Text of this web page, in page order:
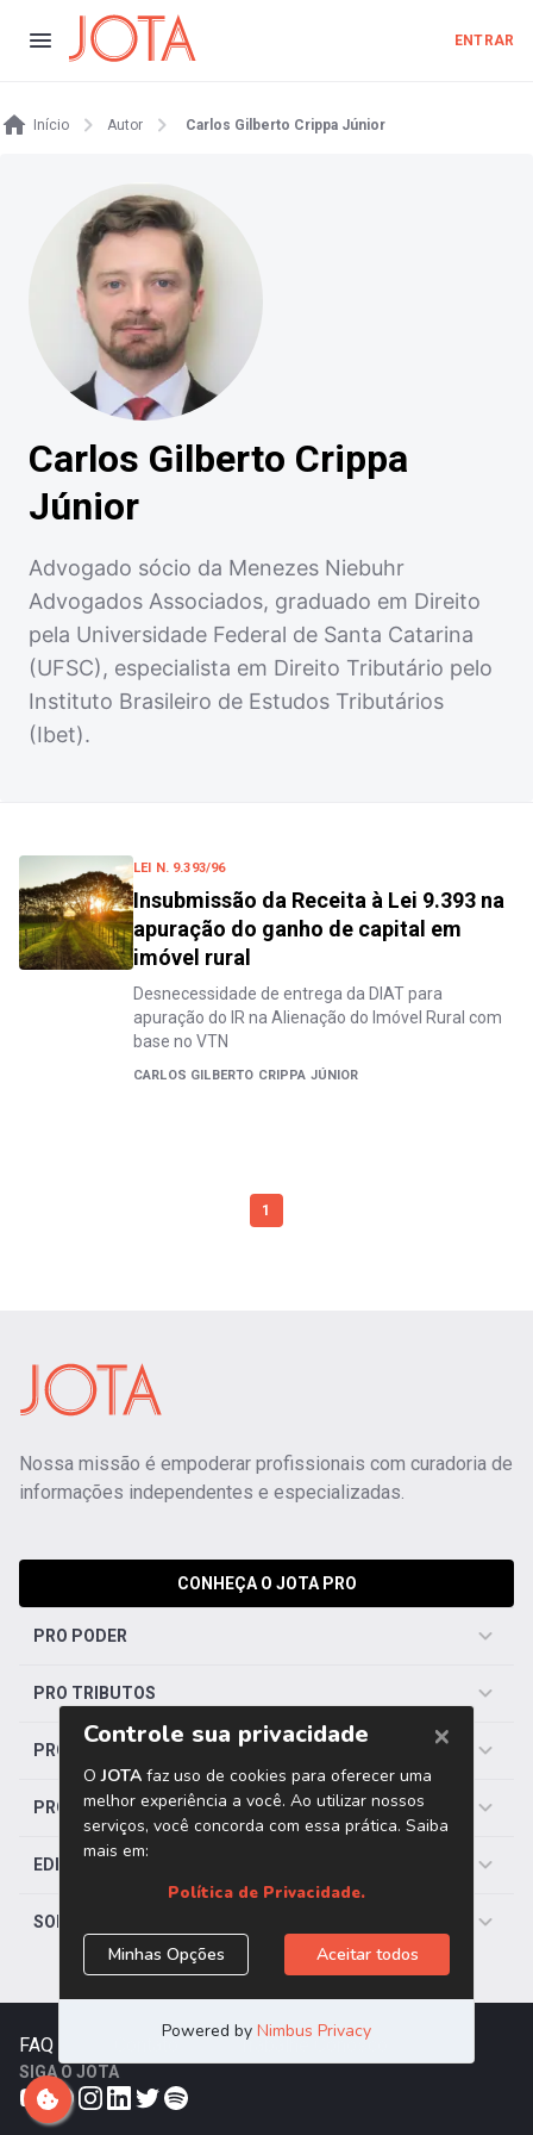
ENTRAR
Início Autor Carlos Gilberto Crippa Júnior
Carlos Gilberto Crippa
Júnior
Advogado sócio da Menezes Niebuhr
Advogados Associados, graduado em Direito
pela Universidade Federal de Santa Catarina
(UFSC), especialista em Direito Tributário pelo
Instituto Brasileiro de Estudos Tributários
(Ibet).
LEI N. 9.393/96
Insubmissão da Receita à Lei 9.393 na
apuração do ganho de capital em
imóvel rural
Desnecessidade de entrega da DIAT para
apuração do IR na Alienação do Imóvel Rural com
base no VTN
CARLOS GILBERTO CRIPPA JÚNIOR
1
Nossa missão é empoderar profissionais com curadoria de
informações independentes e especializadas.
CONHEÇA O JOTA PRO
PRO PODER
PRO TRIBUTOS
PRO TRABALHISTA
PRO SAÚDE
EDITORIAS
SOBRE O JOTA
FAQ Trabalhe Conosco
SIGA O JOTA